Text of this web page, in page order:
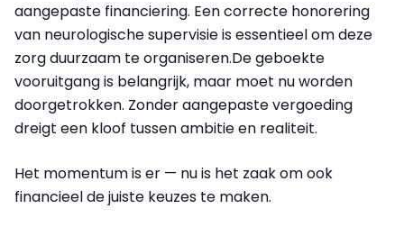
aangepaste financiering. Een correcte honorering
van neurologische supervisie is essentieel om deze
zorg duurzaam te organiseren.De geboekte
vooruitgang is belangrijk, maar moet nu worden
doorgetrokken. Zonder aangepaste vergoeding
dreigt een kloof tussen ambitie en realiteit.
Het momentum is er — nu is het zaak om ook
financieel de juiste keuzes te maken.